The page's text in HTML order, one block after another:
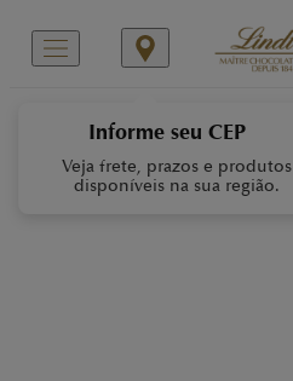
Informe seu CEP
Veja frete, prazos e produtos
disponíveis na sua região.